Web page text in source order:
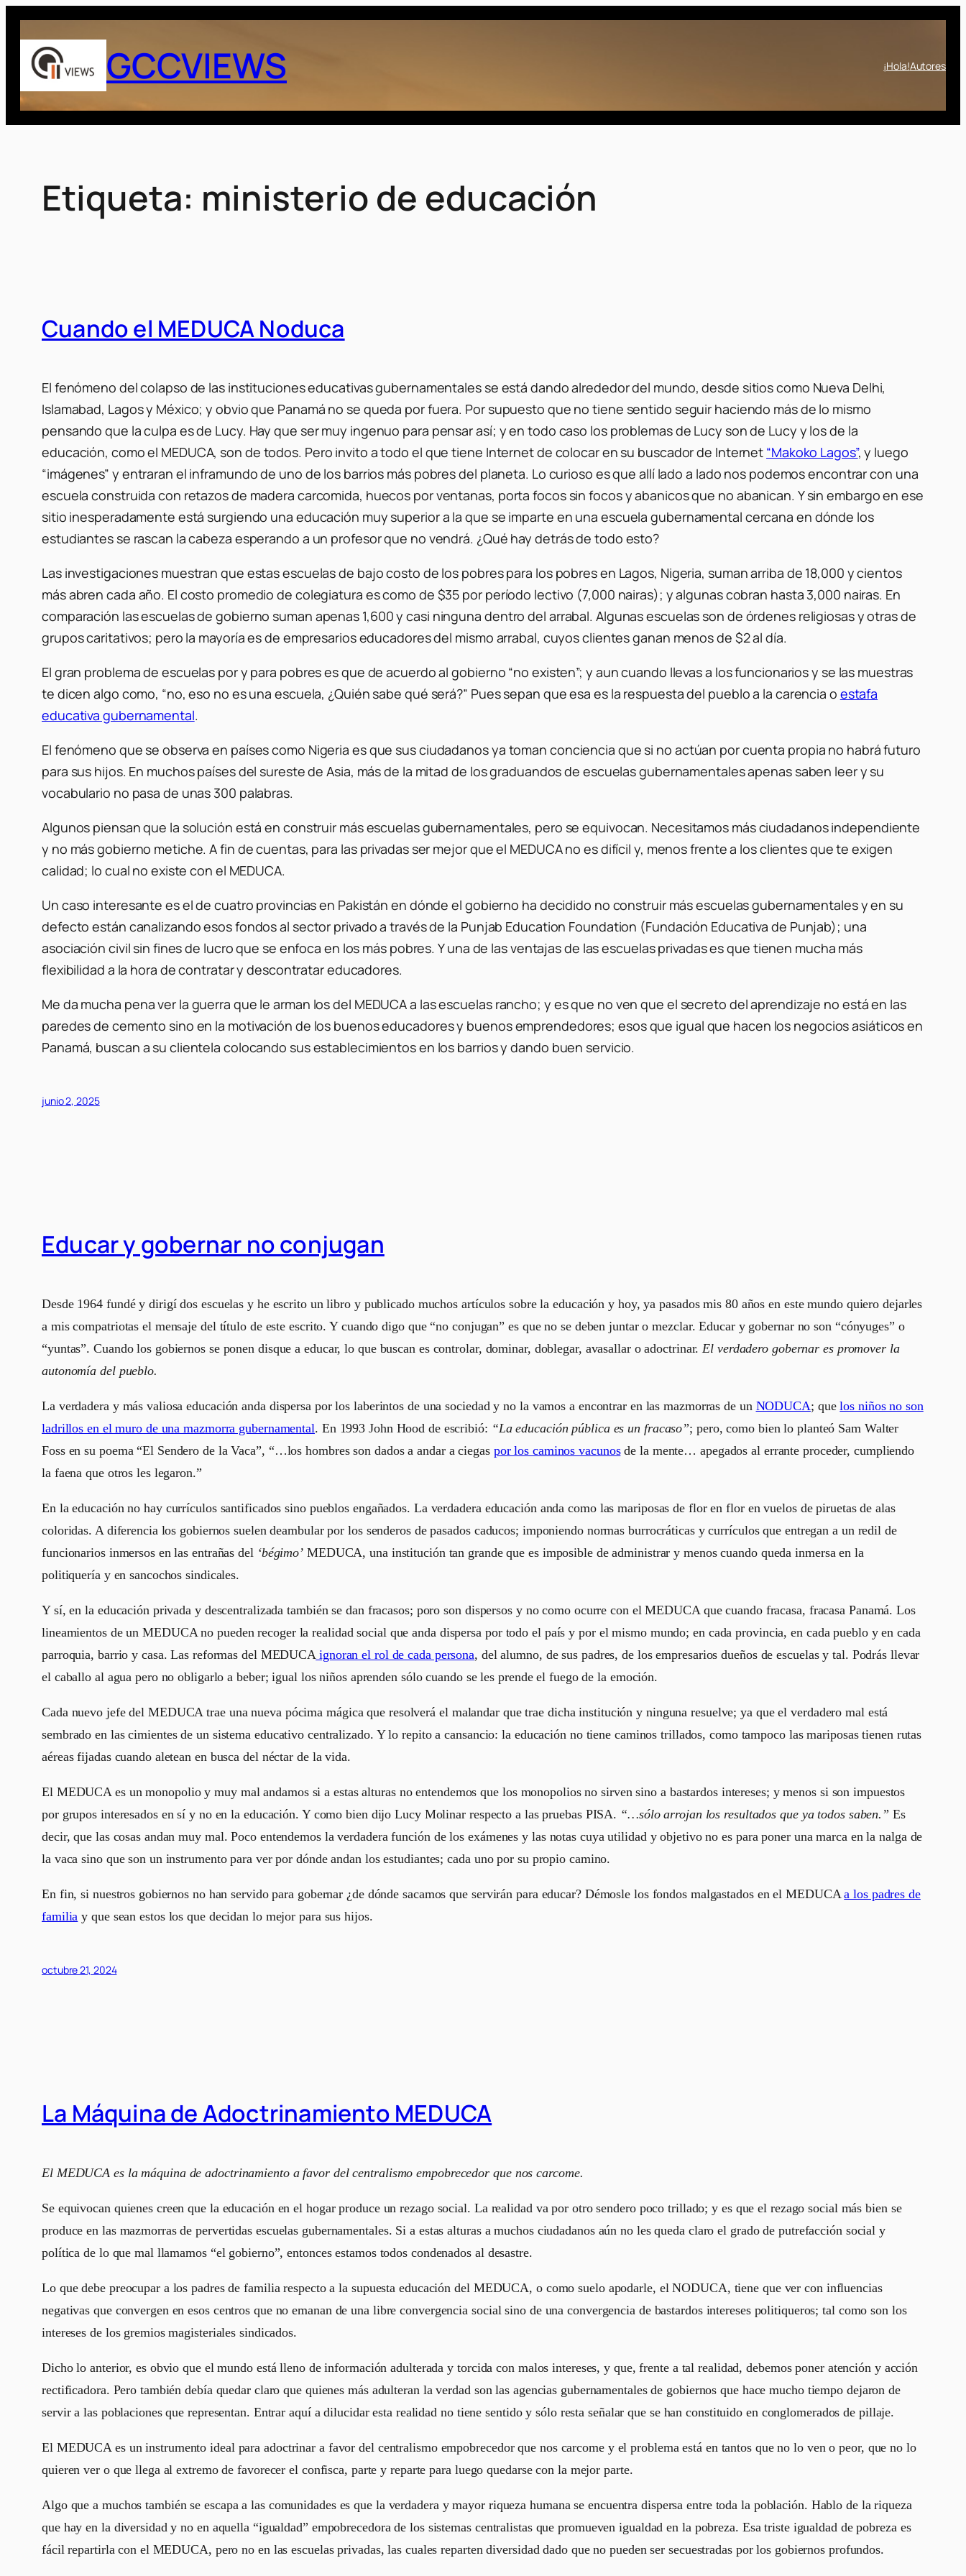
Saltar
contenido
GCCVIEWS ¡Hola!Autores
Etiqueta: ministerio de educación
Cuando el MEDUCA Noduca
El fenómeno del colapso de las instituciones educativas gubernamentales se está dando alrededor del mundo, desde sitios como Nueva Delhi,
Islamabad, Lagos y México; y obvio que Panamá no se queda por fuera. Por supuesto que no tiene sentido seguir haciendo más de lo mismo
pensando que la culpa es de Lucy. Hay que ser muy ingenuo para pensar así; y en todo caso los problemas de Lucy son de Lucy y los de la
educación, como el MEDUCA, son de todos. Pero invito a todo el que tiene Internet de colocar en su buscador de Internet “Makoko Lagos”, y luego
“imágenes” y entraran el inframundo de uno de los barrios más pobres del planeta. Lo curioso es que allí lado a lado nos podemos encontrar con una
escuela construida con retazos de madera carcomida, huecos por ventanas, porta focos sin focos y abanicos que no abanican. Y sin embargo en ese
sitio inesperadamente está surgiendo una educación muy superior a la que se imparte en una escuela gubernamental cercana en dónde los
estudiantes se rascan la cabeza esperando a un profesor que no vendrá. ¿Qué hay detrás de todo esto?
Las investigaciones muestran que estas escuelas de bajo costo de los pobres para los pobres en Lagos, Nigeria, suman arriba de 18,000 y cientos
más abren cada año. El costo promedio de colegiatura es como de $35 por período lectivo (7,000 nairas); y algunas cobran hasta 3,000 nairas. En
comparación las escuelas de gobierno suman apenas 1,600 y casi ninguna dentro del arrabal. Algunas escuelas son de órdenes religiosas y otras de
grupos caritativos; pero la mayoría es de empresarios educadores del mismo arrabal, cuyos clientes ganan menos de $2 al día.
El gran problema de escuelas por y para pobres es que de acuerdo al gobierno “no existen”; y aun cuando llevas a los funcionarios y se las muestras
te dicen algo como, “no, eso no es una escuela, ¿Quién sabe qué será?” Pues sepan que esa es la respuesta del pueblo a la carencia o estafa
educativa gubernamental.
El fenómeno que se observa en países como Nigeria es que sus ciudadanos ya toman conciencia que si no actúan por cuenta propia no habrá futuro
para sus hijos. En muchos países del sureste de Asia, más de la mitad de los graduandos de escuelas gubernamentales apenas saben leer y su
vocabulario no pasa de unas 300 palabras.
Algunos piensan que la solución está en construir más escuelas gubernamentales, pero se equivocan. Necesitamos más ciudadanos independiente
y no más gobierno metiche. A fin de cuentas, para las privadas ser mejor que el MEDUCA no es difícil y, menos frente a los clientes que te exigen
calidad; lo cual no existe con el MEDUCA.
Un caso interesante es el de cuatro provincias en Pakistán en dónde el gobierno ha decidido no construir más escuelas gubernamentales y en su
defecto están canalizando esos fondos al sector privado a través de la Punjab Education Foundation (Fundación Educativa de Punjab); una
asociación civil sin fines de lucro que se enfoca en los más pobres. Y una de las ventajas de las escuelas privadas es que tienen mucha más
flexibilidad a la hora de contratar y descontratar educadores.
Me da mucha pena ver la guerra que le arman los del MEDUCA a las escuelas rancho; y es que no ven que el secreto del aprendizaje no está en las
paredes de cemento sino en la motivación de los buenos educadores y buenos emprendedores; esos que igual que hacen los negocios asiáticos en
Panamá, buscan a su clientela colocando sus establecimientos en los barrios y dando buen servicio.
junio 2, 2025
Educar y gobernar no conjugan
Desde 1964 fundé y dirigí dos escuelas y he escrito un libro y publicado muchos artículos sobre la educación y hoy, ya pasados mis 80 años en este mundo quiero dejarles
a mis compatriotas el mensaje del título de este escrito. Y cuando digo que “no conjugan” es que no se deben juntar o mezclar. Educar y gobernar no son “cónyuges” o
“yuntas”. Cuando los gobiernos se ponen disque a educar, lo que buscan es controlar, dominar, doblegar, avasallar o adoctrinar. El verdadero gobernar es promover la
autonomía del pueblo.
La verdadera y más valiosa educación anda dispersa por los laberintos de una sociedad y no la vamos a encontrar en las mazmorras de un NODUCA; quelos niños no son
ladrillos en el muro de una mazmorra gubernamental. En 1993 John Hood de escribió: “La educación pública es un fracaso”; pero, como bien lo planteó Sam Walter
Foss en su poema “El Sendero de la Vaca”, “…los hombres son dados a andar a ciegas por los caminos vacunosde la mente… apegados al errante proceder, cumpliendo
la faena que otros les legaron.”
En la educación no hay currículos santificados sino pueblos engañados. La verdadera educación anda como las mariposas de flor en flor en vuelos de piruetas de alas
coloridas. A diferencia los gobiernos suelen deambular por los senderos de pasados caducos; imponiendo normas burrocráticas y currículos que entregan a un redil de
funcionarios inmersos en las entrañas del ‘bégimo’ MEDUCA, una institución tan grande que es imposible de administrar y menos cuando queda inmersa en la
politiquería y en sancochos sindicales.
Y sí, en la educación privada y descentralizada también se dan fracasos; poro son dispersos y no como ocurre con el MEDUCA que cuando fracasa, fracasa Panamá. Los
lineamientos de un MEDUCA no pueden recoger la realidad social que anda dispersa por todo el país y por el mismo mundo; en cada provincia, en cada pueblo y en cada
parroquia, barrio y casa. Las reformas del MEDUCA ignoran el rol de cada persona, del alumno, de sus padres, de los empresarios dueños de escuelas y tal. Podrás llevar
el caballo al agua pero no obligarlo a beber; igual los niños aprenden sólo cuando se les prende el fuego de la emoción.
Cada nuevo jefe del MEDUCA trae una nueva pócima mágica que resolverá el malandar que trae dicha institución y ninguna resuelve; ya que el verdadero mal está
sembrado en las cimientes de un sistema educativo centralizado. Y lo repito a cansancio: la educación no tiene caminos trillados, como tampoco las mariposas tienen rutas
aéreas fijadas cuando aletean en busca del néctar de la vida.
El MEDUCA es un monopolio y muy mal andamos si a estas alturas no entendemos que los monopolios no sirven sino a bastardos intereses; y menos si son impuestos
por grupos interesados en sí y no en la educación. Y como bien dijo Lucy Molinar respecto a las pruebas PISA. “…sólo arrojan los resultados que ya todos saben.” Es
decir, que las cosas andan muy mal. Poco entendemos la verdadera función de los exámenes y las notas cuya utilidad y objetivo no es para poner una marca en la nalga de
la vaca sino que son un instrumento para ver por dónde andan los estudiantes; cada uno por su propio camino.
En fin, si nuestros gobiernos no han servido para gobernar ¿de dónde sacamos que servirán para educar? Démosle los fondos malgastados en el MEDUCAa los padres de
familia y que sean estos los que decidan lo mejor para sus hijos.
octubre 21, 2024
La Máquina de Adoctrinamiento MEDUCA
El MEDUCA es la máquina de adoctrinamiento a favor del centralismo empobrecedor que nos carcome.
Se equivocan quienes creen que la educación en el hogar produce un rezago social. La realidad va por otro sendero poco trillado; y es que el rezago social más bien se
produce en las mazmorras de pervertidas escuelas gubernamentales. Si a estas alturas a muchos ciudadanos aún no les queda claro el grado de putrefacción social y
política de lo que mal llamamos “el gobierno”, entonces estamos todos condenados al desastre.
Lo que debe preocupar a los padres de familia respecto a la supuesta educación del MEDUCA, o como suelo apodarle, el NODUCA, tiene que ver con influencias
negativas que convergen en esos centros que no emanan de una libre convergencia social sino de una convergencia de bastardos intereses politiqueros; tal como son los
intereses de los gremios magisteriales sindicados.
Dicho lo anterior, es obvio que el mundo está lleno de información adulterada y torcida con malos intereses, y que, frente a tal realidad, debemos poner atención y acción
rectificadora. Pero también debía quedar claro que quienes más adulteran la verdad son las agencias gubernamentales de gobiernos que hace mucho tiempo dejaron de
servir a las poblaciones que representan. Entrar aquí a dilucidar esta realidad no tiene sentido y sólo resta señalar que se han constituido en conglomerados de pillaje.
El MEDUCA es un instrumento ideal para adoctrinar a favor del centralismo empobrecedor que nos carcome y el problema está en tantos que no lo ven o peor, que no lo
quieren ver o que llega al extremo de favorecer el confisca, parte y reparte para luego quedarse con la mejor parte.
Algo que a muchos también se escapa a las comunidades es que la verdadera y mayor riqueza humana se encuentra dispersa entre toda la población. Hablo de la riqueza
que hay en la diversidad y no en aquella “igualdad” empobrecedora de los sistemas centralistas que promueven igualdad en la pobreza. Esa triste igualdad de pobreza es
fácil repartirla con el MEDUCA, pero no en las escuelas privadas, las cuales reparten diversidad dado que no pueden ser secuestradas por los gobiernos profundos.